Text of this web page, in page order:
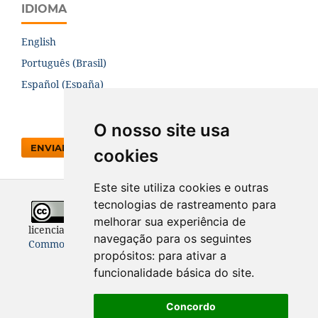
O nosso site usa
cookies
Este site utiliza cookies e outras
tecnologias de rastreamento para
melhorar sua experiência de
navegação para os seguintes
propósitos: para ativar a
funcionalidade básica do site.
Concordo
IDIOMA
English
Português (Brasil)
Español (España)
ENVIAR SUBMISSÃO
Todo o conteúdo desta revista está
licenciado sob aLicençaInternacional Creative
Commons 4.0 (CC BY 4.0)